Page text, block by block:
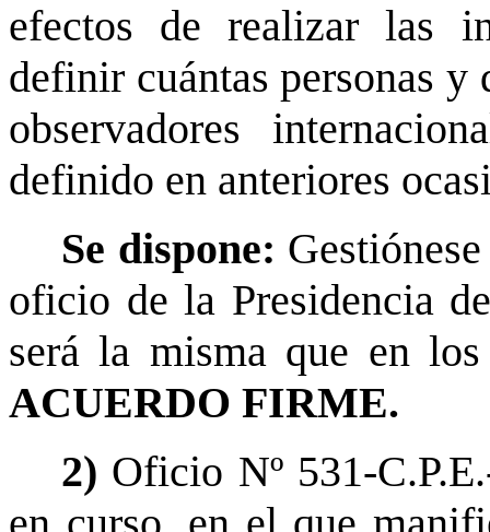
efectos de realizar las
definir cuántas personas y
observadores
definido en anteriores
Se dispone:
oficio de la Presidencia
será la misma que en los
ACUERDO FIRME.
2) Oficio Nº 531-